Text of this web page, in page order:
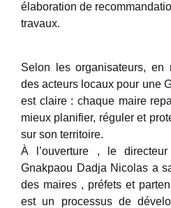
élaboration de
travaux.
Selon les organisateurs, en
des acteurs locaux pour une
est claire : chaque maire
mieux planifier, réguler et
sur son territoire.
À l’ouverture , le
Gnakpaou Dadja Nicolas a
des maires , préfets et
est un processus de